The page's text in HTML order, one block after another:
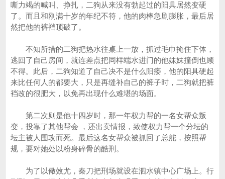
嘶力竭的喊叫、挣扎，二狗从来没有勃起过的阳具居然变硬
了。而且和刚满十岁的年纪不符，他的肉棒急剧膨胀，最后居
然把他的裤裆顶破了。
不知所措的二狗把热水往桌上一放，抓过毛巾掩住下体，
逃回了自己房间，就连差点把同样端水进门的他妹妹撞倒也顾
不得。此后，二狗知道了自己决不是什么阳痿，他的阳具硬起
来比任何人的都要大，只是再缝补自己的裤子时，二狗就把裤
裆改的很肥大，以免再出现什么难堪的场面。
第二次则是他十四岁时，那一年权力帮的一名女帮众叛
变，投靠了其他帮会 ，还出卖情报，致使权力帮一个分坛的
坛主被人围攻而死。最后这名女帮众被抓回了总舵，按照帮
规，要对她处以粉身碎骨的酷刑。
为了以儆效尤，秦刀把刑场就设在泗水镇中心广场上。行